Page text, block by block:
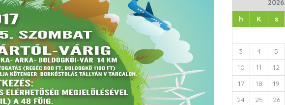
h
K s
3
4 5
10
11 12
17
18 19
24
25 26